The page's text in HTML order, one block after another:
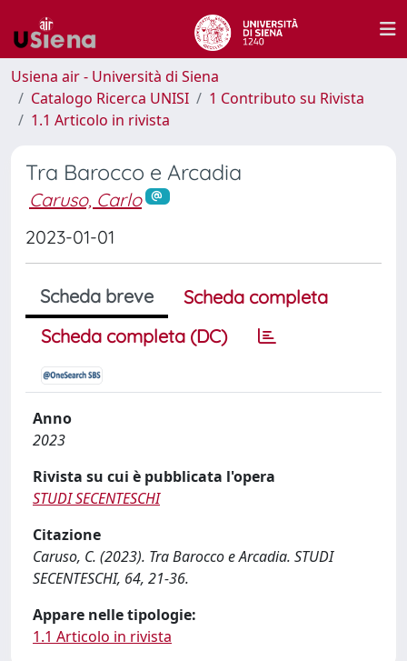
Usiena air - Università di Siena
Catalogo Ricerca UNISI
1 Contributo su Rivista
1.1 Articolo in rivista
Tra Barocco e Arcadia
Caruso, Carlo
2023-01-01
Scheda breve
Scheda completa
Scheda completa (DC)
Anno
2023
Rivista su cui è pubblicata l'opera
STUDI SECENTESCHI
Citazione
Caruso, C. (2023). Tra Barocco e Arcadia. STUDI
SECENTESCHI, 64, 21-36.
Appare nelle tipologie:
1.1 Articolo in rivista